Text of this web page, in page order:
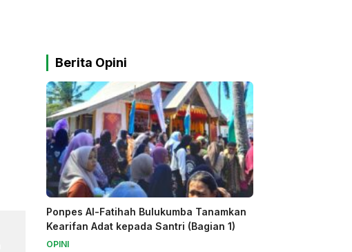
Berita Opini
Ponpes Al-Fatihah Bulukumba Tanamkan
Kearifan Adat kepada Santri (Bagian 1)
OPINI